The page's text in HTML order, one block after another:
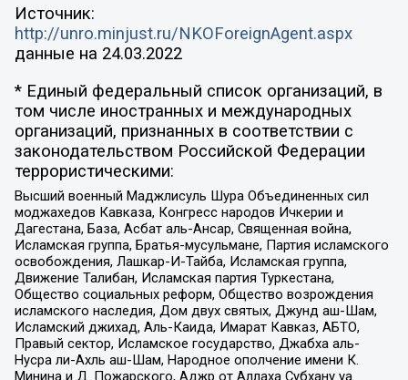
Источник:
http://unro.minjust.ru/NKOForeignAgent.aspx
данные на 24.03.2022
* Единый федеральный список организаций, в
том числе иностранных и международных
организаций, признанных в соответствии с
законодательством Российской Федерации
террористическими:
Высший военный Маджлисуль Шура Объединенных сил
моджахедов Кавказа, Конгресс народов Ичкерии и
Дагестана, База, Асбат аль-Ансар, Священная война,
Исламская группа, Братья-мусульмане, Партия исламского
освобождения, Лашкар-И-Тайба, Исламская группа,
Движение Талибан, Исламская партия Туркестана,
Общество социальных реформ, Общество возрождения
исламского наследия, Дом двух святых, Джунд аш-Шам,
Исламский джихад, Аль-Каида, Имарат Кавказ, АБТО,
Правый сектор, Исламское государство, Джабха аль-
Нусра ли-Ахль аш-Шам, Народное ополчение имени К.
Минина и Д. Пожарского, Аджр от Аллаха Субхану уа